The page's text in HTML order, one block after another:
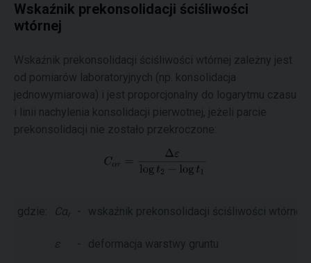
Wskaźnik prekonsolidacji ściśliwości
wtórnej
Wskaźnik prekonsolidacji ściśliwości wtórnej zależny jest
od pomiarów laboratoryjnych (np. konsolidacja
jednowymiarowa) i jest proporcjonalny do logarytmu czasu
i linii nachylenia konsolidacji pierwotnej, jeżeli parcie
prekonsolidacji nie zostało przekroczone:
gdzie: Cαr - wskaźnik prekonsolidacji ściśliwości wtórnej
ε - deformacja warstwy gruntu